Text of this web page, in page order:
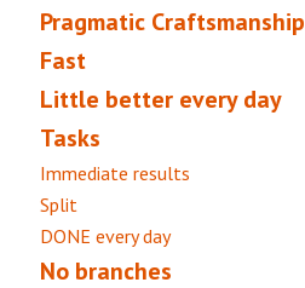
Pragmatic Craftsmanship
Fast
Little better every day
Tasks
Immediate results
Split
DONE every day
No branches